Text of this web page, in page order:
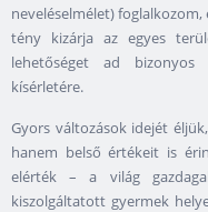
neveléselmélet)
tény kizárja az egyes
lehetőséget ad bizonyos
kísérletére.
Gyors változások idejét
hanem belső értékeit is
elérték – a világ
kiszolgáltatott gyermek